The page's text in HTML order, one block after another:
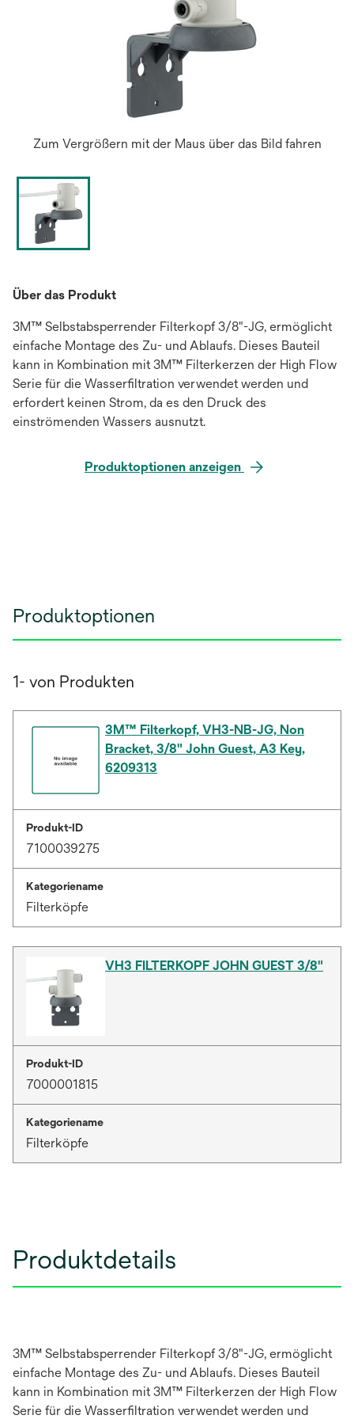
Zum Vergrößern mit der Maus über das Bild fahren
Über das Produkt
3M™ Selbstabsperrender Filterkopf 3/8"-JG, ermöglicht
einfache Montage des Zu- und Ablaufs. Dieses Bauteil
kann in Kombination mit 3M™ Filterkerzen der High Flow
Serie für die Wasserfiltration verwendet werden und
erfordert keinen Strom, da es den Druck des
einströmenden Wassers ausnutzt.
Produktoptionen anzeigen
Produktoptionen
1- von Produkten
3M™ Filterkopf, VH3-NB-JG, Non
Bracket, 3/8" John Guest, A3 Key,
6209313
Produkt-ID
7100039275
Kategoriename
Filterköpfe
VH3 FILTERKOPF JOHN GUEST 3/8"
Produkt-ID
7000001815
Kategoriename
Filterköpfe
Produktdetails
3M™ Selbstabsperrender Filterkopf 3/8"-JG, ermöglicht
einfache Montage des Zu- und Ablaufs. Dieses Bauteil
kann in Kombination mit 3M™ Filterkerzen der High Flow
Serie für die Wasserfiltration verwendet werden und